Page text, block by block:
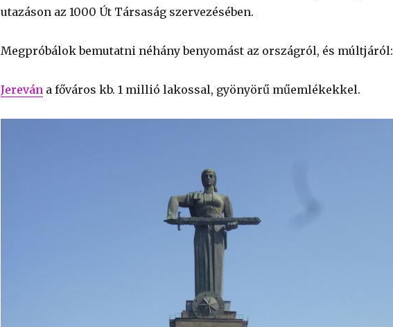
utazáson az 1000 Út Társaság szervezésében.
Megpróbálok bemutatni néhány benyomást az országról, és múltjáról:
Jerevána főváros kb. 1 millió lakossal, gyönyörű műemlékekkel.